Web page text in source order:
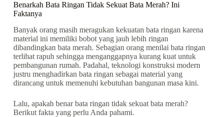
Benarkah Bata Ringan Tidak Sekuat Bata Merah? Ini
Faktanya
Banyak orang masih meragukan kekuatan bata ringan karena
material ini memiliki bobot yang jauh lebih ringan
dibandingkan bata merah. Sebagian orang menilai bata ringan
terlihat rapuh sehingga menganggapnya kurang kuat untuk
pembangunan rumah. Padahal, teknologi konstruksi modern
justru menghadirkan bata ringan sebagai material yang
dirancang untuk memenuhi kebutuhan bangunan masa kini.
Lalu, apakah benar bata ringan tidak sekuat bata merah?
Berikut fakta yang perlu Anda pahami.